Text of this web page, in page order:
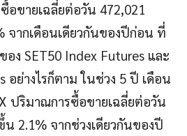
อขายเฉลี่ยต่อวัน 472,021
ากเดือนเดียวกันของปีก่อน ที่
ง SET50 Index Futures และ
อย่างไรก็ตาม ในช่วง 5 ปี เดือน
ปริมาณการซื้อขายเฉลี่ยต่อวัน
2.1% จากช่วงเดียวกันของปี